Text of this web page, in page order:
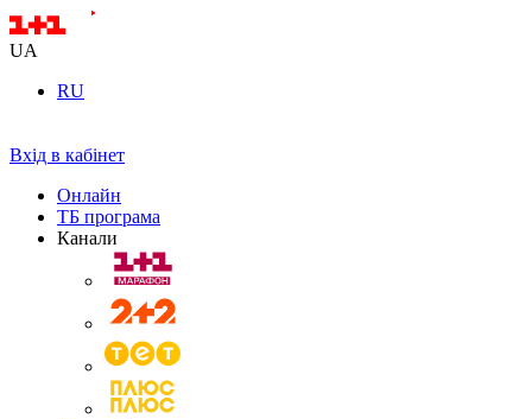
UA
RU
Вхід в кабінет
Онлайн
ТБ програма
Канали